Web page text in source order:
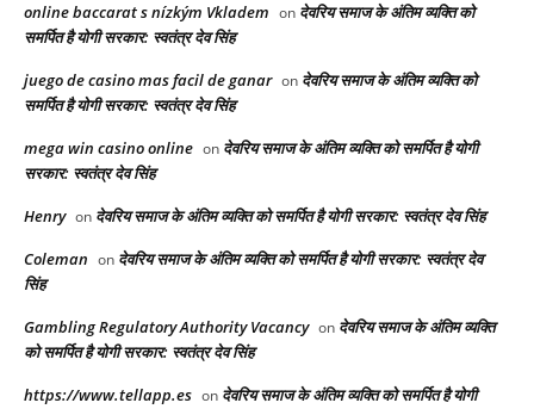
online baccarat s nízkým Vkladem on देवरिय समाज के अंतिम व्यक्ति को
समर्पित है योगी सरकार: स्वतंत्र देव सिंह
juego de casino mas facil de ganar on देवरिय समाज के अंतिम व्यक्ति को
समर्पित है योगी सरकार: स्वतंत्र देव सिंह
mega win casino online on देवरिय समाज के अंतिम व्यक्ति को समर्पित है योगी
सरकार: स्वतंत्र देव सिंह
Henry on देवरिय समाज के अंतिम व्यक्ति को समर्पित है योगी सरकार: स्वतंत्र देव सिंह
Coleman on देवरिय समाज के अंतिम व्यक्ति को समर्पित है योगी सरकार: स्वतंत्र देव
सिंह
Gambling Regulatory Authority Vacancy on देवरिय समाज के अंतिम व्यक्ति
को समर्पित है योगी सरकार: स्वतंत्र देव सिंह
https://www.tellapp.es on देवरिय समाज के अंतिम व्यक्ति को समर्पित है योगी